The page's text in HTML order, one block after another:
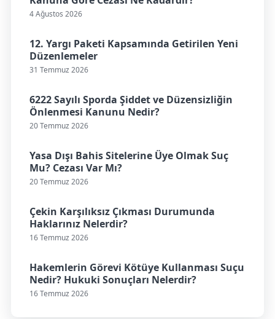
4 Ağustos 2026
12. Yargı Paketi Kapsamında Getirilen Yeni
Düzenlemeler
31 Temmuz 2026
6222 Sayılı Sporda Şiddet ve Düzensizliğin
Önlenmesi Kanunu Nedir?
20 Temmuz 2026
Yasa Dışı Bahis Sitelerine Üye Olmak Suç
Mu? Cezası Var Mı?
20 Temmuz 2026
Çekin Karşılıksız Çıkması Durumunda
Haklarınız Nelerdir?
16 Temmuz 2026
Hakemlerin Görevi Kötüye Kullanması Suçu
Nedir? Hukuki Sonuçları Nelerdir?
16 Temmuz 2026